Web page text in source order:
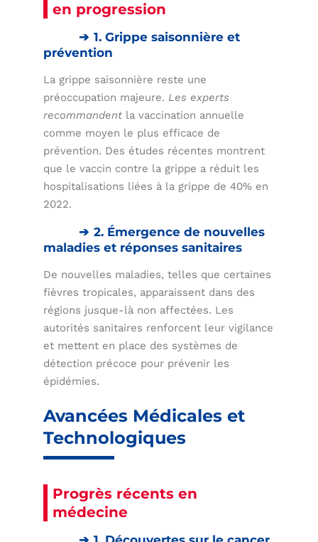
en progression
1. Grippe saisonnière et
prévention
La grippe saisonnière reste une
préoccupation majeure.Les experts
recommandent la vaccination annuelle
comme moyen le plus efficace de
prévention. Des études récentes montrent
que le vaccin contre la grippe a réduit les
hospitalisations liées à la grippe de 40% en
2022.
2. Émergence de nouvelles
maladies et réponses sanitaires
De nouvelles maladies, telles que certaines
fièvres tropicales, apparaissent dans des
régions jusque-là non affectées. Les
autorités sanitaires renforcent leur vigilance
et mettent en place des systèmes de
détection précoce pour prévenir les
épidémies.
Avancées Médicales et
Technologiques
Progrès récents en
médecine